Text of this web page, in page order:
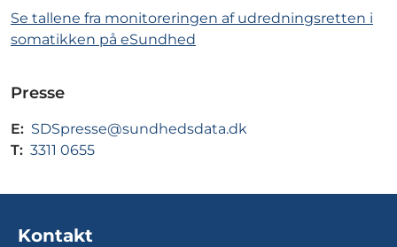
Se tallene fra monitoreringen af udredningsretten i
somatikken på eSundhed
Presse
E: SDSpresse@sundhedsdata.dk
T: 3311 0655
Kontakt